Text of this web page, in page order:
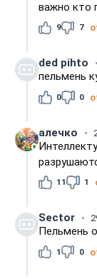
важно кто
9 7
ded pihto
пельмень
0 0
алечко
11 1
Sector
Пельмень
1 0